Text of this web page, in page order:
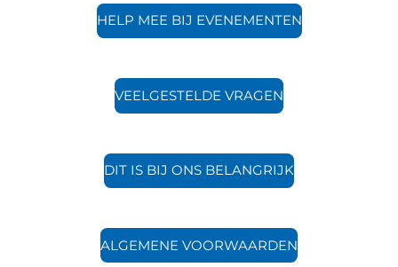
HELP MEE BIJ EVENEMENTEN
VEELGESTELDE VRAGEN
DIT IS BIJ ONS BELANGRIJK
ALGEMENE VOORWAARDEN